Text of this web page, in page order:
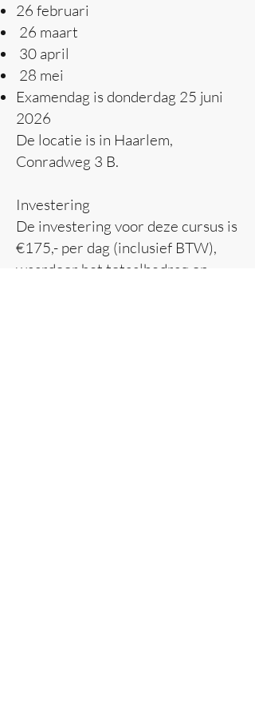
26 februari
26 maart
30 april
28 mei
Examendag is donderdag 25 juni
2026
De locatie is in Haarlem,
Conradweg 3 B.
Investering
​De investering voor deze cursus is
€175,- per dag (inclusief BTW),
waardoor het totaalbedrag op